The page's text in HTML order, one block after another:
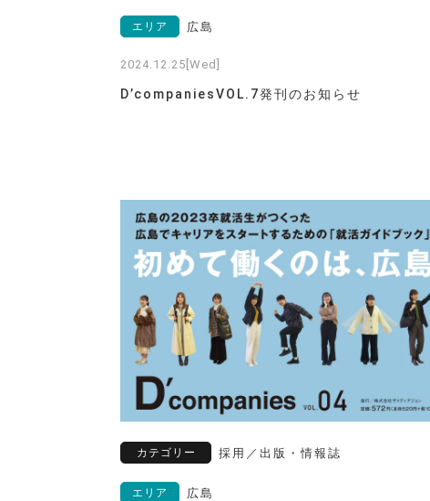
エリア 広島
2024.12.25[Wed]
D’companiesVOL.7発刊のお知らせ
カテゴリー 採用 ／ 出版・情報誌
エリア 広島